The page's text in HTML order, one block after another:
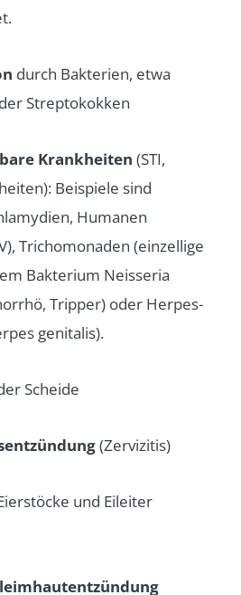
durch Bakterien, etwa
Streptokokken
Krankheiten (STI,
Beispiele sind
Humanen
Trichomonaden (einzellige
Bakterium Neisseria
Tripper) oder Herpes-
genitalis).
Scheide
(Zervizitis)
und Eileiter